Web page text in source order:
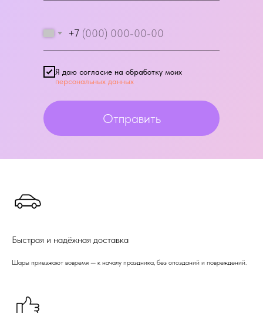
+7
Я даю согласие на обработку моих
персональных данных
Отправить
Быстрая и надёжная доставка
Шары приезжают вовремя — к началу праздника, без опозданий и повреждений.